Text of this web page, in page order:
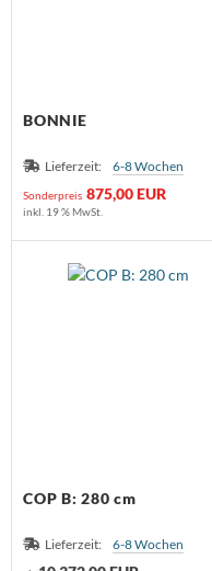
BONNIE
Lieferzeit: 6-8 Wochen
Sonderpreis 875,00 EUR
inkl. 19 % MwSt.
COP B: 280 cm
Lieferzeit: 6-8 Wochen